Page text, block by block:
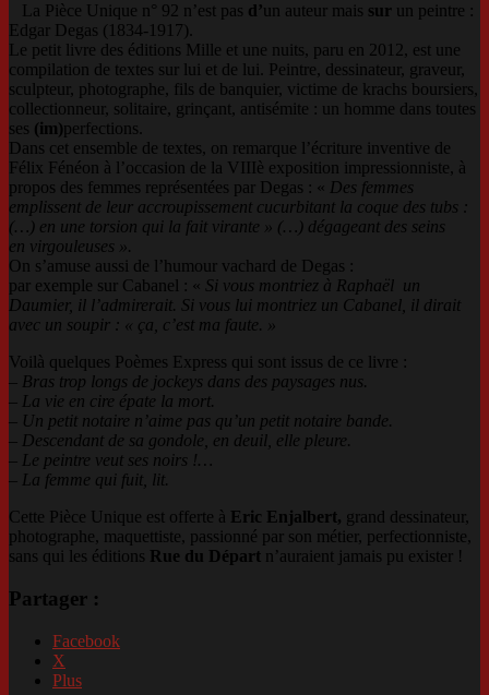
La Pièce Unique n° 92 n’est pas d’un auteur mais sur un peintre :
Edgar Degas (1834-1917).
Le petit livre des éditions Mille et une nuits, paru en 2012, est une
compilation de textes sur lui et de lui. Peintre, dessinateur, graveur,
sculpteur, photographe, fils de banquier, victime de krachs boursiers,
collectionneur, solitaire, grinçant, antisémite : un homme dans toutes
ses (im)perfections.
Dans cet ensemble de textes, on remarque l’écriture inventive de
Félix Fénéon à l’occasion de la VIIIè exposition impressionniste, à
propos des femmes représentées par Degas : « Des femmes
emplissent de leur accroupissement cucurbitant la coque des tubs :
(…) en une torsion qui la fait virante » (…) dégageant des seins
en virgouleuses ».
On s’amuse aussi de l’humour vachard de Degas :
par exemple sur Cabanel : « Si vous montriez à Raphaël un
Daumier, il l’admirerait. Si vous lui montriez un Cabanel, il dirait
avec un soupir : « ça, c’est ma faute. »
Voilà quelques Poèmes Express qui sont issus de ce livre :
– Bras trop longs de jockeys dans des paysages nus.
– La vie en cire épate la mort.
– Un petit notaire n’aime pas qu’un petit notaire bande.
– Descendant de sa gondole, en deuil, elle pleure.
– Le peintre veut ses noirs !…
– La femme qui fuit, lit.
Cette Pièce Unique est offerte à Eric Enjalbert, grand dessinateur,
photographe, maquettiste, passionné par son métier, perfectionniste,
sans qui les éditions Rue du Départ n’auraient jamais pu exister !
Partager :
Facebook
X
Plus